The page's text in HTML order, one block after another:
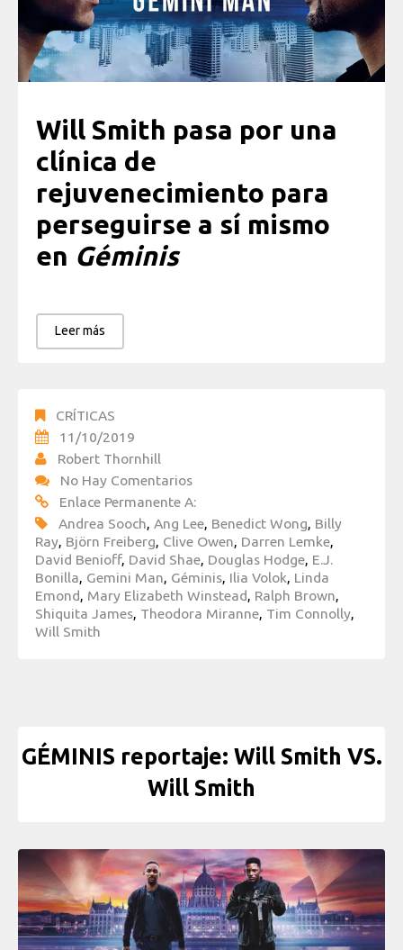
Will Smith pasa por una
clínica de
rejuvenecimiento para
perseguirse a sí mismo
en Géminis
Leer más
CRÍTICAS
11/10/2019
Robert Thornhill
No Hay Comentarios
Enlace Permanente A:
Andrea Sooch, Ang Lee, Benedict Wong, Billy
Ray, Björn Freiberg, Clive Owen, Darren Lemke,
David Benioff, David Shae, Douglas Hodge, E.J.
Bonilla, Gemini Man, Géminis, Ilia Volok, Linda
Emond, Mary Elizabeth Winstead, Ralph Brown,
Shiquita James, Theodora Miranne, Tim Connolly,
Will Smith
GÉMINIS reportaje: Will Smith VS.
Will Smith